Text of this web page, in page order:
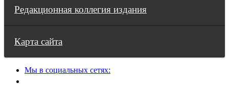
Редакционная коллегия издания
Карта сайта
Мы в социальных сетях: